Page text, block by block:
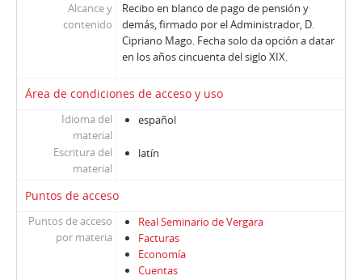
Alcance y
contenido
Recibo en blanco de pago de pensión y
demás, firmado por el Administrador, D.
Cipriano Mago. Fecha solo da opción a datar
en los años cincuenta del siglo XIX.
Área de condiciones de acceso y uso
Idioma del
material
español
Escritura del
material
latín
Puntos de acceso
Puntos de acceso
por materia
Real Seminario de Vergara
Facturas
Economía
Cuentas